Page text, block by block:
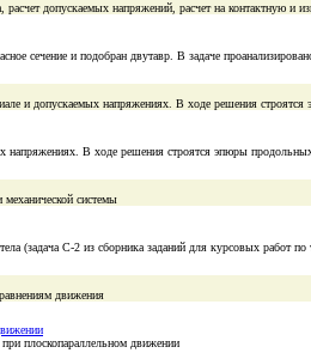
допускаемых напряжений, расчет на контактную и
сечение и подобран двутавр. В задаче
и допускаемых напряжениях. В ходе решения
напряжениях. В ходе решения строятся эпюры
системы
(задача С-2 из cборника заданий для курсовых работ
движения
при плоскопараллельном движении